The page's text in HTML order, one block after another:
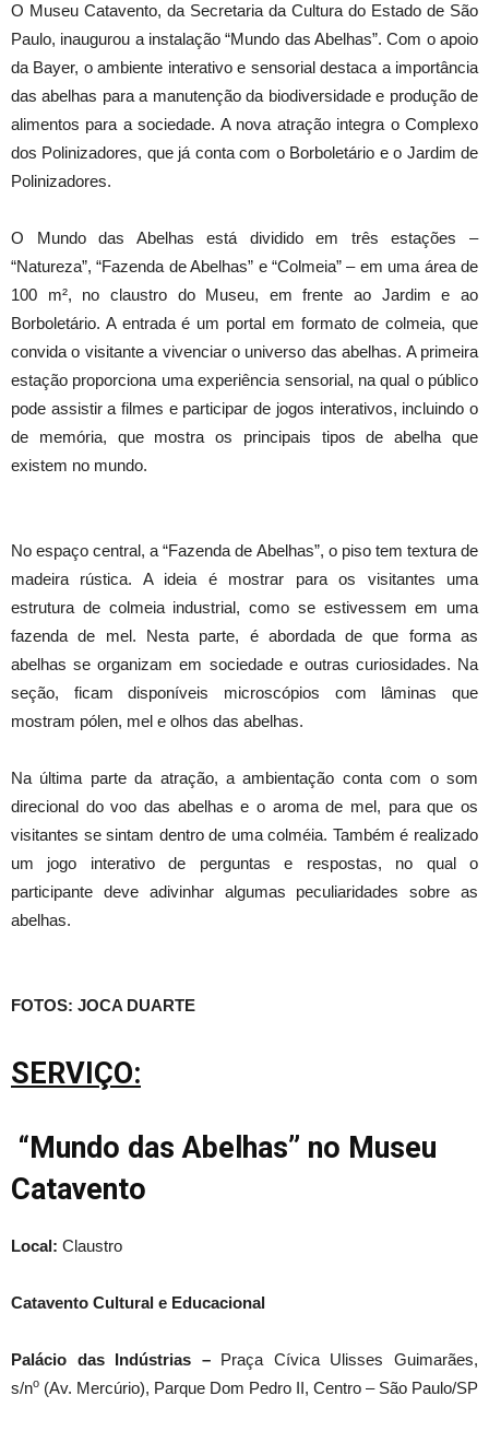
O Museu Catavento, da Secretaria da Cultura do Estado de São
Paulo, inaugurou a instalação “Mundo das Abelhas”. Com o apoio
da Bayer, o ambiente interativo e sensorial destaca a importância
das abelhas para a manutenção da biodiversidade e produção de
alimentos para a sociedade. A nova atração integra o Complexo
dos Polinizadores, que já conta com o Borboletário e o Jardim de
Polinizadores.
O Mundo das Abelhas está dividido em três estações –
“Natureza”, “Fazenda de Abelhas” e “Colmeia” – em uma área de
100 m², no claustro do Museu, em frente ao Jardim e ao
Borboletário. A entrada é um portal em formato de colmeia, que
convida o visitante a vivenciar o universo das abelhas. A primeira
estação proporciona uma experiência sensorial, na qual o público
pode assistir a filmes e participar de jogos interativos, incluindo o
de memória, que mostra os principais tipos de abelha que
existem no mundo.
No espaço central, a “Fazenda de Abelhas”, o piso tem textura de
madeira rústica. A ideia é mostrar para os visitantes uma
estrutura de colmeia industrial, como se estivessem em uma
fazenda de mel. Nesta parte, é abordada de que forma as
abelhas se organizam em sociedade e outras curiosidades. Na
seção, ficam disponíveis microscópios com lâminas que
mostram pólen, mel e olhos das abelhas.
Na última parte da atração, a ambientação conta com o som
direcional do voo das abelhas e o aroma de mel, para que os
visitantes se sintam dentro de uma colméia. Também é realizado
um jogo interativo de perguntas e respostas, no qual o
participante deve adivinhar algumas peculiaridades sobre as
abelhas.
FOTOS: JOCA DUARTE
SERVIÇO:
“Mundo das Abelhas” no Museu
Catavento
Local: Claustro
Catavento Cultural e Educacional
Palácio das Indústrias – Praça Cívica Ulisses Guimarães,
s/no (Av. Mercúrio), Parque Dom Pedro II, Centro – São Paulo/SP